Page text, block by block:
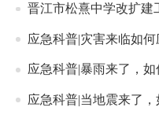
晋江市松熹中学改扩建
应急科普|灾害来临如何
应急科普|暴雨来了，
应急科普|当地震来了，